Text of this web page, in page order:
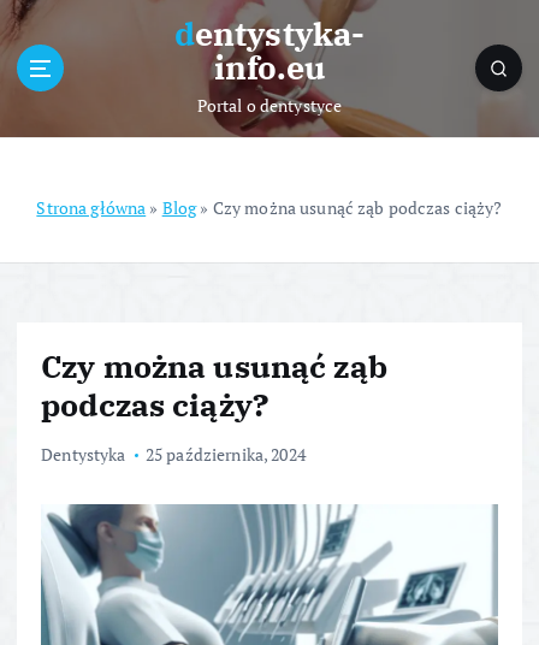
t
dentystyka-
info.eu
Portal o dentystyce
Strona główna » Blog» Czy można usunąć ząb podczas ciąży?
Czy można usunąć ząb
podczas ciąży?
Dentystyka 25 października, 2024